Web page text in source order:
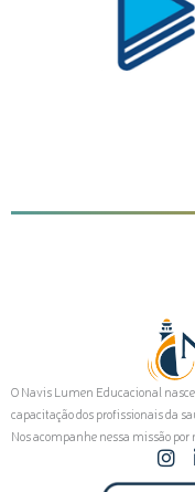
O Navis Lumen Educacional
capacitação dos profissionais da
Nos acompanhe nessa missão por
I
n